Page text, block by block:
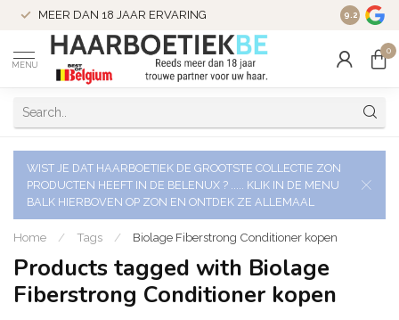
MEER DAN 18 JAAR ERVARING 9.2
MENU
0
WIST JE DAT HAARBOETIEK DE GROOTSTE COLLECTIE ZON
PRODUCTEN HEEFT IN DE BELENUX ? ..... KLIK IN DE MENU
BALK HIERBOVEN OP ZON EN ONTDEK ZE ALLEMAAL
Home / Tags / Biolage Fiberstrong Conditioner kopen
Products tagged with Biolage
Fiberstrong Conditioner kopen